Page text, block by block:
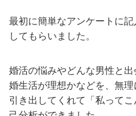
最初に簡単なアンケートに
してもらいました。
婚活の悩みやどんな男性と
婚生活が理想かなどを、無
引き出してくれて「私って